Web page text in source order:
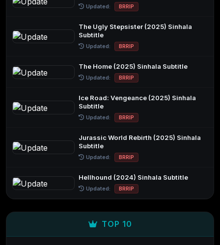
Updated: BRRIP
The Ugly Stepsister (2025) Sinhala
Subtitle
Updated: BRRIP
The Home (2025) Sinhala Subtitle
Updated: BRRIP
Ice Road: Vengeance (2025) Sinhala
Subtitle
Updated: BRRIP
Jurassic World Rebirth (2025) Sinhala
Subtitle
Updated: BRRIP
Hellhound (2024) Sinhala Subtitle
Updated: BRRIP
TOP 10